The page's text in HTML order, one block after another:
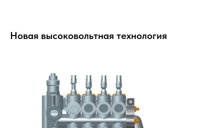
Новая высоковольтная технология